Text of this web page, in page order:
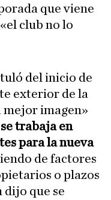
que viene
club no lo
del inicio de
exterior de la
mejor imagen»
se trabaja en
para la nueva
de factores
o plazos
que se